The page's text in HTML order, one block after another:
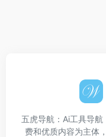
五虎导航：Ai工具导
费和优质内容为主体